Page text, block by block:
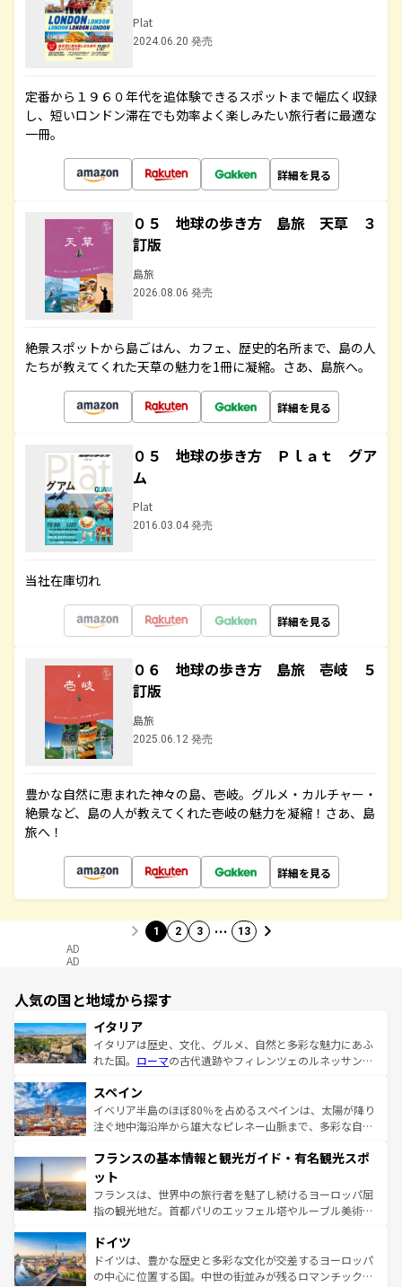
Plat
2024.06.20 発売
定番から１９６０年代を追体験できるスポットまで幅広く収録
し、短いロンドン滞在でも効率よく楽しみたい旅行者に最適な
一冊。
詳細を見る
０５ 地球の歩き方 島旅 天草 ３
訂版
島旅
2026.08.06 発売
絶景スポットから島ごはん、カフェ、歴史的名所まで、島の人
たちが教えてくれた天草の魅力を1冊に凝縮。さあ、島旅へ。
詳細を見る
０５ 地球の歩き方 Ｐｌａｔ グア
ム
Plat
2016.03.04 発売
当社在庫切れ
詳細を見る
０６ 地球の歩き方 島旅 壱岐 ５
訂版
島旅
2025.06.12 発売
豊かな自然に恵まれた神々の島、壱岐。グルメ・カルチャー・
絶景など、島の人が教えてくれた壱岐の魅力を凝縮！さあ、島
旅へ！
詳細を見る
1 2 3 … 13
AD
AD
人気の国と地域から探す
イタリア
イタリアは歴史、文化、グルメ、自然と多彩な魅力にあふ
れた国。 ローマの古代遺跡やフィレンツェのルネッサンス
ろん、トスカーナの美しい田園風景やアマルフィ海岸の絶
景など、自然景観も見逃せない。観光の合間には、本場の
ピザやパスタなど、絶品のイタリア料理を堪能することも
ませてくれるイタリアで、忘れられない旅をしてみよう！
なお、新着のイタリア情報は
しい。
スペイン
イベリア半島のほぼ80％を占めるスペインは、太陽が降り
注ぐ地中海沿岸から雄大なピレネー山脈まで、多彩な自然
文化が根付くこの国では、情熱的なフラメンコ、熱気あふ
れる闘牛、そして美味しいタパスが生活の一部となってい
る。首都マドリードの洗練された雰囲気や、バルセロナの
アートに溢れた街角から、地方では古代ローマ遺跡や中世
せる。地方によって風土や気候が異なるスペインはその個
性で訪れる人を魅了する。 なお、新着のスペイン情報は コ
ンテンツ一覧を参照してほしい。
フランスの基本情報と観光ガイド・有名観光スポ
ット
フランスは、世界中の旅行者を魅了し続けるヨーロッパ屈
指の観光地だ。首都パリのエッフェル塔やルーブル美術館
で、幅広い魅力が詰まっている。華麗な宮殿、歴史的な大
聖堂、美しいビーチ、そして豊かな自然が、訪れる者を心
から魅了する。また、フランスは美食の国としても知ら
ドイツ
ドイツは、豊かな歴史と多彩な文化が交差するヨーロッパ
の中心に位置する国。中世の街並みが残るロマンチック街